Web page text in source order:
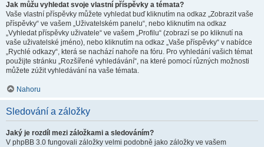
Jak můžu vyhledat svoje vlastní příspěvky a témata?
Vaše vlastní příspěvky můžete vyhledat buď kliknutím na odkaz „Zobrazit vaše
příspěvky“ ve vašem „Uživatelském panelu“, nebo kliknutím na odkaz
„Vyhledat příspěvky uživatele“ ve vašem „Profilu“ (zobrazí se po kliknutí na
vaše uživatelské jméno), nebo kliknutím na odkaz „Vaše příspěvky“ v nabídce
„Rychlé odkazy“, která se nachází nahoře na fóru. Pro vyhledání vašich témat
použijte stránku „Rozšířené vyhledávání“, na které pomocí různých možnosti
můžete zúžit vyhledávání na vaše témata.
Nahoru
Sledování a záložky
Jaký je rozdíl mezi záložkami a sledováním?
V phpBB 3.0 fungovali záložky velmi podobně jako záložky ve vašem